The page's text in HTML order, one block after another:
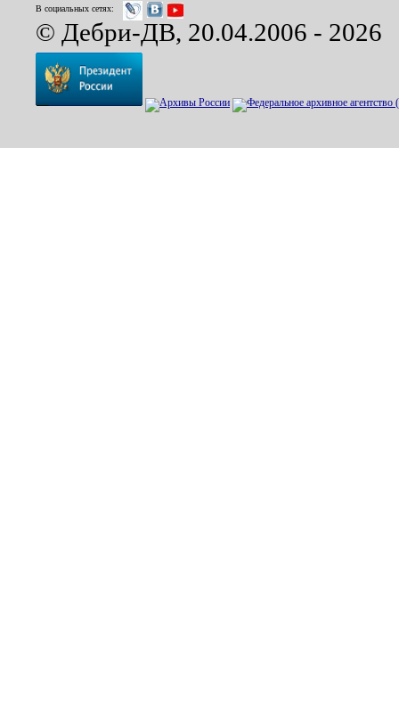
В социальных сетях:
© Дебри-ДВ, 20.04.2006 - 2026